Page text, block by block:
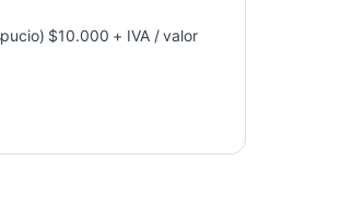
$10.000 + IVA / valor